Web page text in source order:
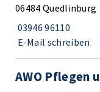
06484 Quedlinburg
03946 96110
E-Mail schreiben
AWO Pflegen